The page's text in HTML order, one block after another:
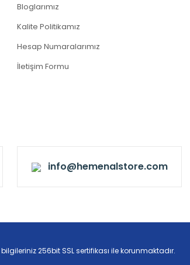
Bloglarımız
Kalite Politikamız
Hesap Numaralarımız
İletişim Formu
info@hemenalstore.com
256bit SSL sertifikası ile korunmaktadır.